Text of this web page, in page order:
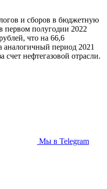
и сборов в бюджетную
первом полугодии 2022
что на 66,6
аналогичный период 2021
счет нефтегазовой отрасли.
Мы в Telegram